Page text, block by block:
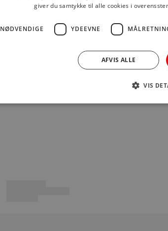
giver du samtykke til alle cookies i
NØDVENDIGE YDEEVNE
AFVIS ALLE
VIS